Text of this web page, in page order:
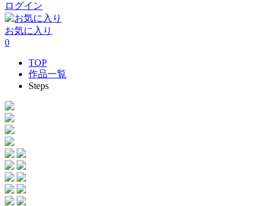
ログイン
お気に入り
0
TOP
作品一覧
Steps